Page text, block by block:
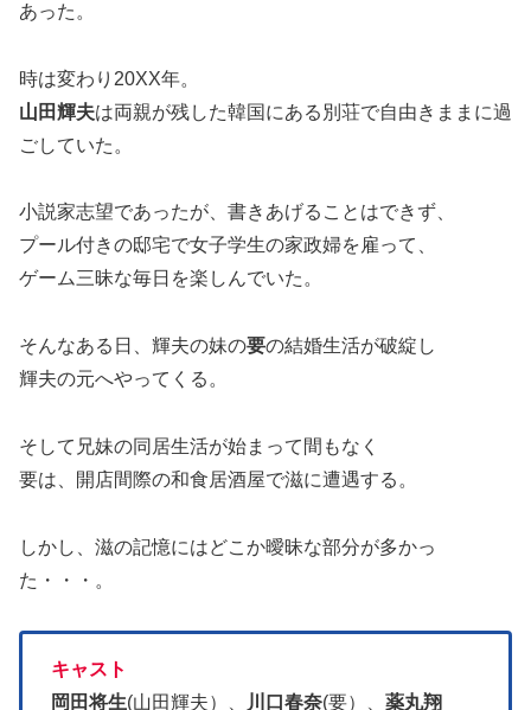
あった。
時は変わり20XX年。
山田輝夫は両親が残した韓国にある別荘で自由きままに過
ごしていた。
小説家志望であったが、書きあげることはできず、
プール付きの邸宅で女子学生の家政婦を雇って、
ゲーム三昧な毎日を楽しんでいた。
そんなある日、輝夫の妹の要の結婚生活が破綻し
輝夫の元へやってくる。
そして兄妹の同居生活が始まって間もなく
要は、開店間際の和食居酒屋で滋に遭遇する。
しかし、滋の記憶にはどこか曖昧な部分が多かっ
た・・・。
キャスト
岡田将生(山田輝夫）、 川口春奈(要）、 薬丸翔